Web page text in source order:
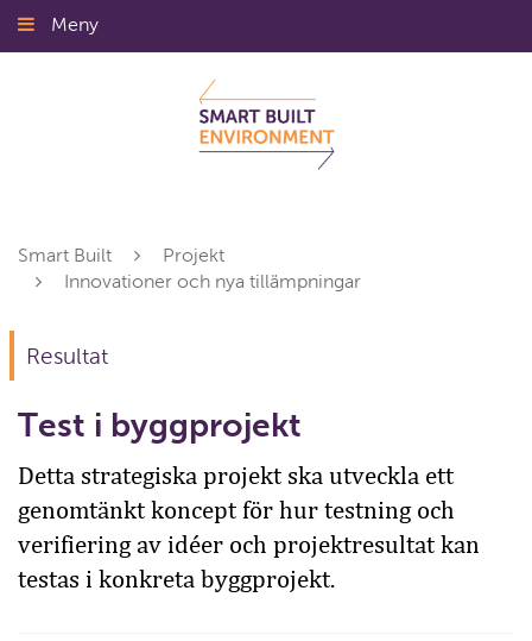
Gå
till
Meny
Smart Built
Projekt
Innovationer och nya tillämpningar
Resultat
Test i byggprojekt
Detta strategiska projekt ska utveckla ett
genomtänkt koncept för hur testning och
verifiering av idéer och projektresultat kan
testas i konkreta byggprojekt.